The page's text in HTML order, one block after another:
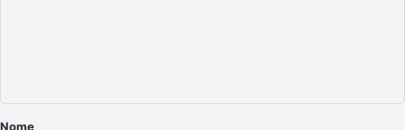
rNome